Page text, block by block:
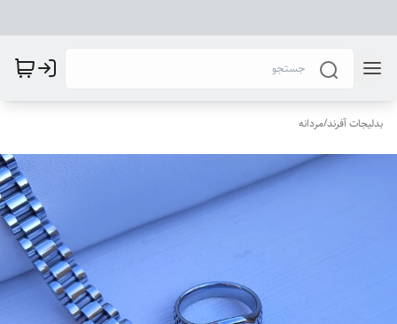
بدلیجات آفرند/مردانه